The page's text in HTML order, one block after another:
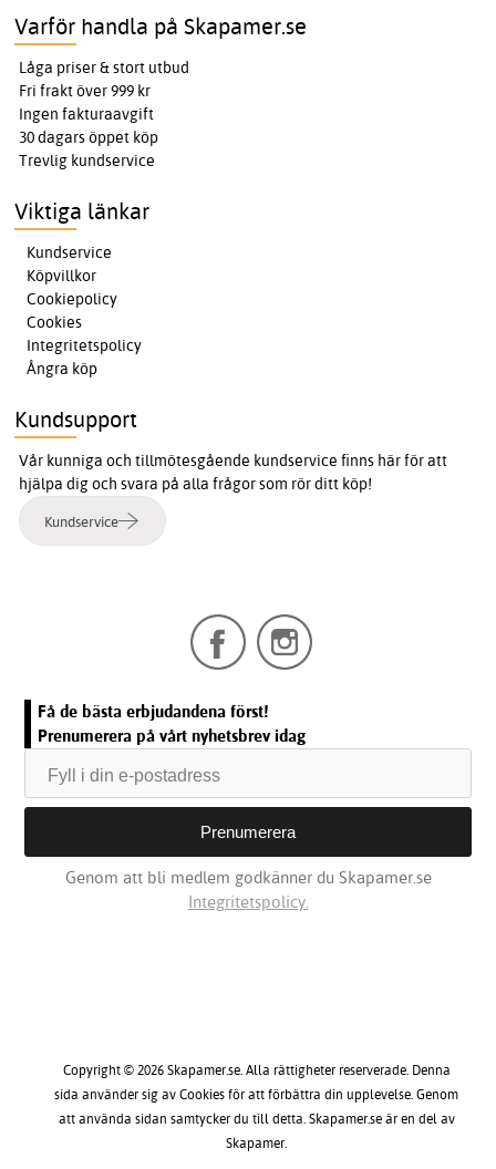
Varför handla på Skapamer.se
Låga priser & stort utbud
Fri frakt över 999 kr
Ingen fakturaavgift
30 dagars öppet köp
Trevlig kundservice
Viktiga länkar
Kundservice
Köpvillkor
Cookiepolicy
Cookies
Integritetspolicy
Ångra köp
Kundsupport
Vår kunniga och tillmötesgående kundservice finns här för att
hjälpa dig och svara på alla frågor som rör ditt köp!
Kundservice
Få de bästa erbjudandena först!
Prenumerera på vårt nyhetsbrev idag
Genom att bli medlem godkänner du Skapamer.se
Integritetspolicy.
Copyright © 2026 Skapamer.se. Alla rättigheter reserverade. Denna
sida använder sig av Cookies för att förbättra din upplevelse. Genom
att använda sidan samtycker du till detta. Skapamer.se är en del av
Skapamer.